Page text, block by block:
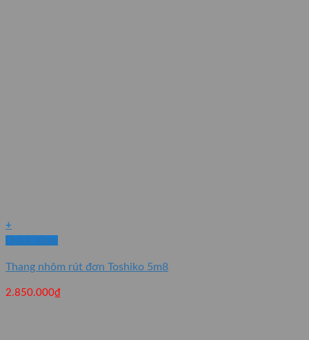
+
Quick View
Thang nhôm rút đơn Toshiko 5m8
2.850.000₫